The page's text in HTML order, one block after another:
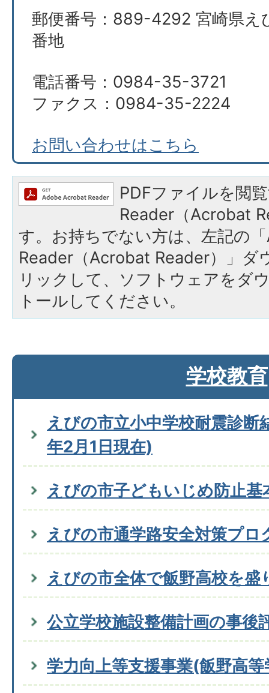
郵便番号：889-4292 宮崎県え
番地
電話番号：0984-35-3721
ファクス：0984-35-2224
お問い合わせはこちら
PDFファイルを閲
Reader（Acrobat
す。お持ちでない方は、左記の
Reader（Acrobat Reader）」ダ
リックして、ソフトウェアをダ
トールしてください。
学校教育
えびの市立小中学校耐震診
年2月1日現在)
えびの市子どもいじめ防止基
えびの市通学路安全対策プロ
えびの市全体で飯野高校を盛
公立学校施設整備計画の事後
学力向上等支援事業(飯野高